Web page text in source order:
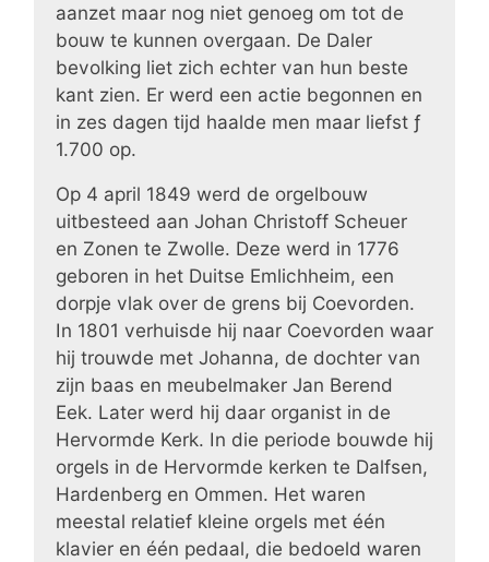
aanzet maar nog niet genoeg om tot de
bouw te kunnen overgaan. De Daler
bevolking liet zich echter van hun beste
kant zien. Er werd een actie begonnen en
in zes dagen tijd haalde men maar liefst ƒ
1.700 op.
Op 4 april 1849 werd de orgelbouw
uitbesteed aan Johan Christoff Scheuer
en Zonen te Zwolle. Deze werd in 1776
geboren in het Duitse Emlichheim, een
dorpje vlak over de grens bij Coevorden.
In 1801 verhuisde hij naar Coevorden waar
hij trouwde met Johanna, de dochter van
zijn baas en meubelmaker Jan Berend
Eek. Later werd hij daar organist in de
Hervormde Kerk. In die periode bouwde hij
orgels in de Hervormde kerken te Dalfsen,
Hardenberg en Ommen. Het waren
meestal relatief kleine orgels met één
klavier en één pedaal, die bedoeld waren